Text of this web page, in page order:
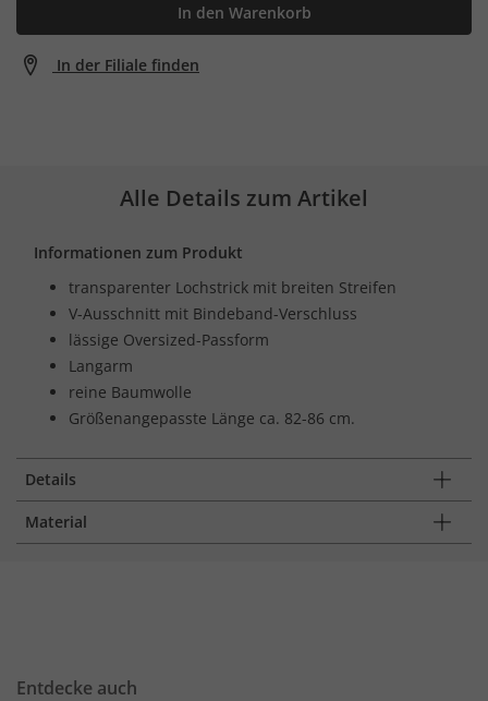
In den Warenkorb
In der Filiale finden
Alle Details zum Artikel
Informationen zum Produkt
transparenter Lochstrick mit breiten Streifen
V-Ausschnitt mit Bindeband-Verschluss
lässige Oversized-Passform
Langarm
reine Baumwolle
Größenangepasste Länge ca. 82-86 cm.
Details
Material
Entdecke auch